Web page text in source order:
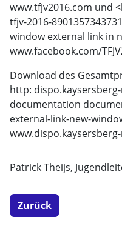
www.tfjv2016.com und
tfjv-2016-
window external link in
www.facebook.com/
Download des
http:
documentation
external-link-new-
Patrick Theijs,
Zurück